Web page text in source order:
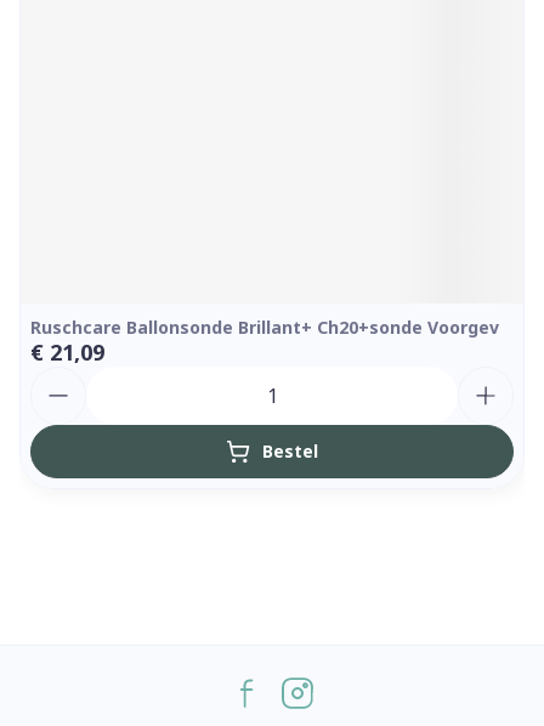
Ruschcare Ballonsonde Brillant+ Ch20+sonde Voorgev
€ 21,09
Bestel